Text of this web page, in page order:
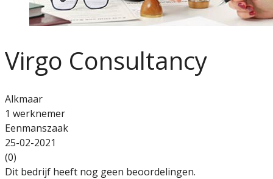
Virgo Consultancy
Alkmaar
1 werknemer
Eenmanszaak
25-02-2021
(0)
Dit bedrijf heeft nog geen beoordelingen.